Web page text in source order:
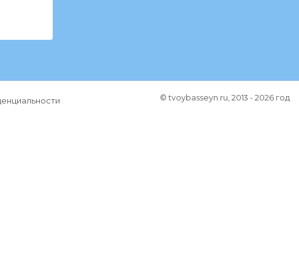
© tvoybasseyn.ru, 2013 - 2026 год